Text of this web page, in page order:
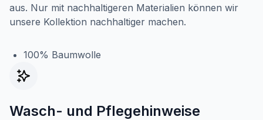
aus. Nur mit nachhaltigeren Materialien können wir
unsere Kollektion nachhaltiger machen.
100% Baumwolle
Wasch- und Pflegehinweise